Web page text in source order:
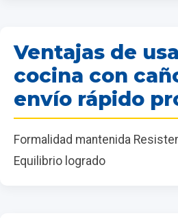
Ventajas de
cocina con
envío rápido
Formalidad mantenida
Equilibrio logrado